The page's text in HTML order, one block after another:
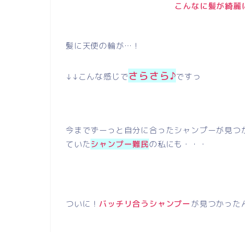
こんなに髪が綺
髪に天使の輪が…！
↓↓こんな感じでさらさら♪ですっ
今までずーっと自分に合ったシャンプーが見
ていたシャンプー難民の私にも・・・
ついに！ バッチリ合うシャンプー が見つかった